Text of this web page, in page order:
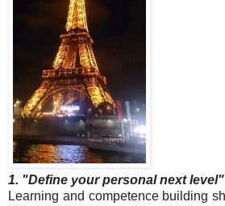
1. "Define your personal next level"
Learning and competence building